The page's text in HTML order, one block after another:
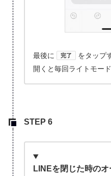
最後に 完了
をタップ
開くと毎回ライトモー
LINEを閉じた時の